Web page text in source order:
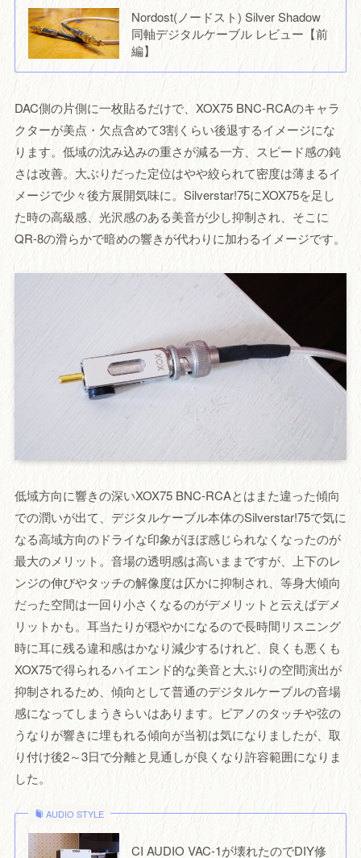
Nordost(ノードスト) Silver Shadow
同軸デジタルケーブル レビュー【前
編】
DAC側の片側に一枚貼るだけで、XOX75 BNC-RCAのキャラ
クターが美点・欠点含めて3割くらい後退するイメージにな
ります。低域の沈み込みの重さが減る一方、スピード感の鈍
さは改善。大ぶりだった定位はやや絞られて密度は薄まるイ
メージで少々後方展開気味に。Silverstar!75にXOX75を足し
た時の高級感、光沢感のある美音が少し抑制され、そこに
QR-8の滑らかで暗めの響きが代わりに加わるイメージです。
低域方向に響きの深いXOX75 BNC-RCAとはまた違った傾向
での潤いが出て、デジタルケーブル本体のSilverstar!75で気に
なる高域方向のドライな印象がほぼ感じられなくなったのが
最大のメリット。音場の透明感は高いままですが、上下のレ
ンジの伸びやタッチの解像度は仄かに抑制され、等身大傾向
だった空間は一回り小さくなるのがデメリットと云えばデメ
リットかも。耳当たりが穏やかになるので長時間リスニング
時に耳に残る違和感はかなり減少するけれど、良くも悪くも
XOX75で得られるハイエンド的な美音と大ぶりの空間演出が
抑制されるため、傾向として普通のデジタルケーブルの音場
感になってしまうきらいはあります。ピアノのタッチや弦の
うなりが響きに埋もれる傾向が当初は気になりましたが、取
り付け後2～3日で分離と見通しが良くなり許容範囲になりま
した。
AUDIO STYLE
CI AUDIO VAC-1が壊れたのでDIY修